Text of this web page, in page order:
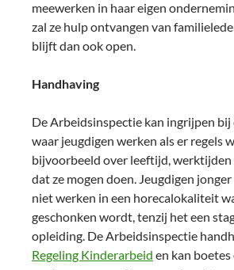
meewerken in haar eigen
zal ze hulp ontvangen van
blijft dan ook open.
Handhaving
De Arbeidsinspectie kan ingrijpen
waar jeugdigen werken als er regels
bijvoorbeeld over leeftijd,
dat ze mogen doen. Jeugdigen
niet werken in een horecalokaliteit
geschonken wordt, tenzij het een
opleiding. De Arbeidsinspectie
Regeling Kinderarbeid en kan boetes